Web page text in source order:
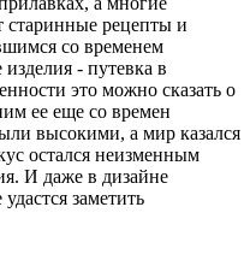
старинные рецепты и
со временем
- путевка в
это можно сказать о
ее еще со времен
высокими, а мир казался
остался неизменным
И даже в дизайне
заметить